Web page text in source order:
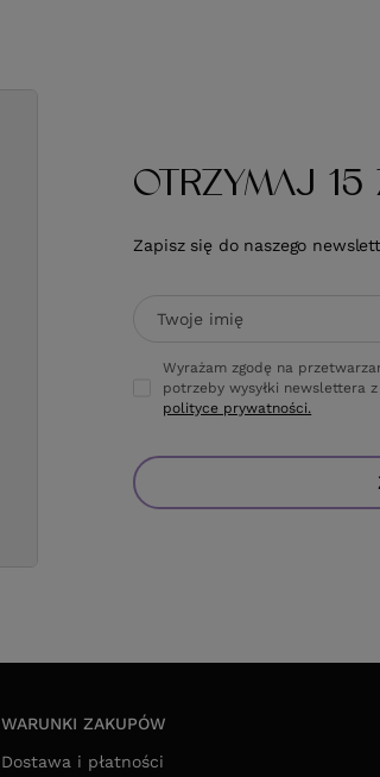
OTRZYMAJ 15
Zapisz się do naszego
Twoje imię
Wyrażam zgodę na
potrzeby wysyłki newslettera
polityce prywatności.
WARUNKI ZAKUPÓW
Dostawa i płatności